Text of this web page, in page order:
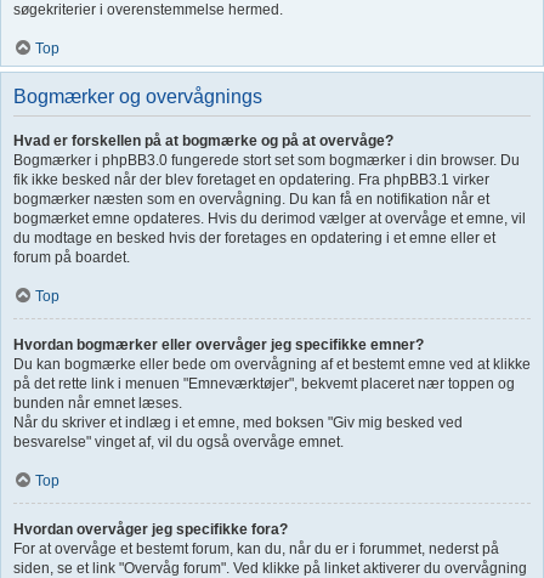
søgekriterier i overenstemmelse hermed.
Top
Bogmærker og overvågnings
Hvad er forskellen på at bogmærke og på at overvåge?
Bogmærker i phpBB3.0 fungerede stort set som bogmærker i din browser. Du
fik ikke besked når der blev foretaget en opdatering. Fra phpBB3.1 virker
bogmærker næsten som en overvågning. Du kan få en notifikation når et
bogmærket emne opdateres. Hvis du derimod vælger at overvåge et emne, vil
du modtage en besked hvis der foretages en opdatering i et emne eller et
forum på boardet.
Top
Hvordan bogmærker eller overvåger jeg specifikke emner?
Du kan bogmærke eller bede om overvågning af et bestemt emne ved at klikke
på det rette link i menuen "Emneværktøjer", bekvemt placeret nær toppen og
bunden når emnet læses.
Når du skriver et indlæg i et emne, med boksen "Giv mig besked ved
besvarelse" vinget af, vil du også overvåge emnet.
Top
Hvordan overvåger jeg specifikke fora?
For at overvåge et bestemt forum, kan du, når du er i forummet, nederst på
siden, se et link "Overvåg forum". Ved klikke på linket aktiverer du overvågning